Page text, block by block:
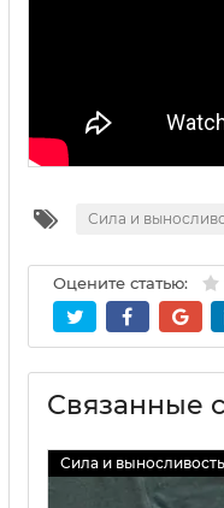
Сила и
Оцените статью:
Связанные
Сила и выносливость